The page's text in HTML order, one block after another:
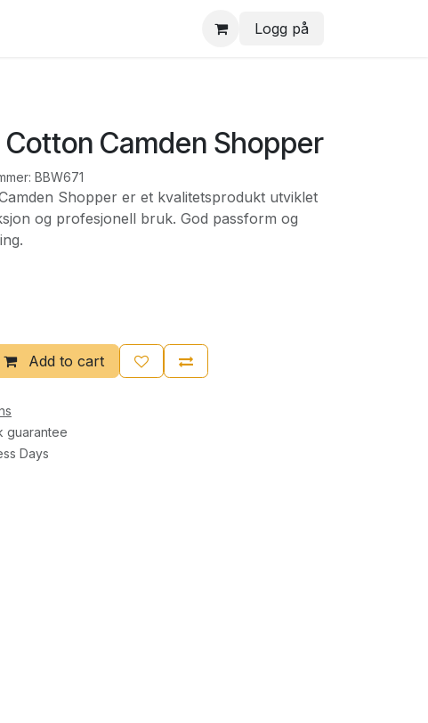
Logg på
Camden Shopper
BBW671
Shopper er et kvalitetsprodukt utviklet
og profesjonell bruk. God passform og
Add to cart
guarantee
Days